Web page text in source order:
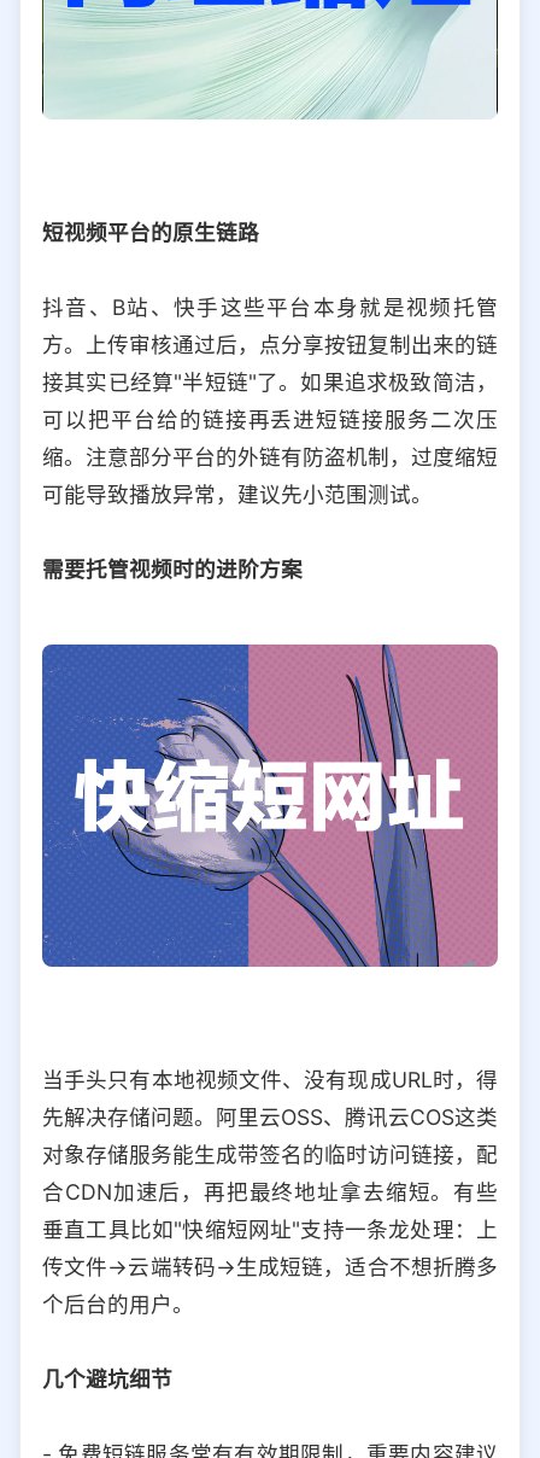
短视频平台的原生链路
抖音、B站、快手这些平台本身就是视频托管
方。上传审核通过后，点分享按钮复制出来的链
接其实已经算"半短链"了。如果追求极致简洁，
可以把平台给的链接再丢进短链接服务二次压
缩。注意部分平台的外链有防盗机制，过度缩短
可能导致播放异常，建议先小范围测试。
需要托管视频时的进阶方案
当手头只有本地视频文件、没有现成URL时，得
先解决存储问题。阿里云OSS、腾讯云COS这类
对象存储服务能生成带签名的临时访问链接，配
合CDN加速后，再把最终地址拿去缩短。有些
垂直工具比如"快缩短网址"支持一条龙处理：上
传文件→云端转码→生成短链，适合不想折腾多
个后台的用户。
几个避坑细节